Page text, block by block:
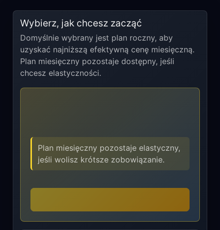
Wybierz, jak chcesz zacząć
Domyślnie wybrany jest plan roczny, aby
uzyskać najniższą efektywną cenę miesięczną.
Plan miesięczny pozostaje dostępny, jeśli
chcesz elastyczności.
Plan miesięczny pozostaje elastyczny,
jeśli wolisz krótsze zobowiązanie.